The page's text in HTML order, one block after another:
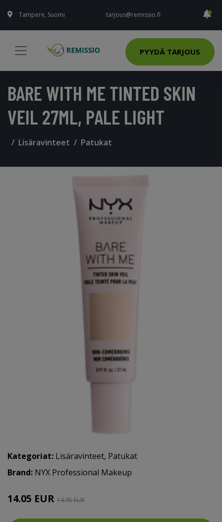
Tampere, Suomi tarjous@remissio.fi
PYYDÄ TARJOUS
BARE WITH ME TINTED SKIN
VEIL 27ML, PALE LIGHT
Lisäravinteet Patukat
Kategoriat: Lisäravinteet, Patukat
Brand: NYX Professional Makeup
14.05 EUR 14.95 EUR